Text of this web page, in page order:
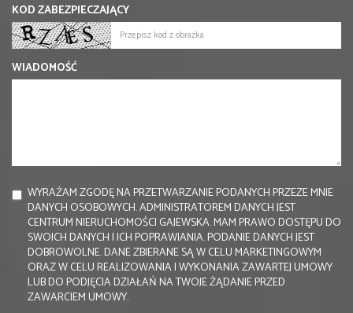
KOD ZABEZPIECZAJĄCY
WIADOMOŚĆ
WYRAŻAM ZGODĘ NA PRZETWARZANIE PODANYCH PRZEZE MNIE
DANYCH OSOBOWYCH. ADMINISTRATOREM DANYCH JEST
CENTRUM NIERUCHOMOŚCI GAJEWSKA. MAM PRAWO DOSTĘPU DO
SWOICH DANYCH I ICH POPRAWIANIA. PODANIE DANYCH JEST
DOBROWOLNE. DANE ZBIERANE SĄ W CELU MARKETINGOWYM
ORAZ W CELU REALIZOWANIA I WYKONANIA ZAWARTEJ UMOWY
LUB DO PODJĘCIA DZIAŁAŃ NA TWOJE ŻĄDANIE PRZED
ZAWARCIEM UMOWY.